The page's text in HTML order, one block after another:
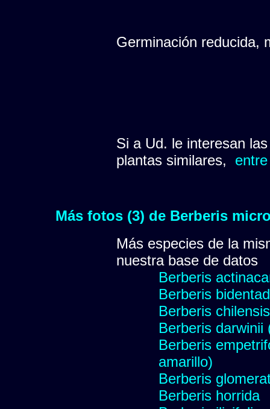
Germinación reducida,
Si a Ud. le interesan
plantas similares,
Más fotos (3) de Berberis
Más especies de la
nuestra base de datos
Berberis
Berberis
Berberis
Berberis
Berberis
amarillo)
Berberis
Berberis horrida